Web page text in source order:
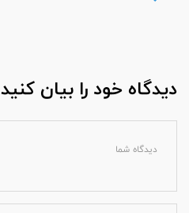
دیدگاه خود را بیان کنید